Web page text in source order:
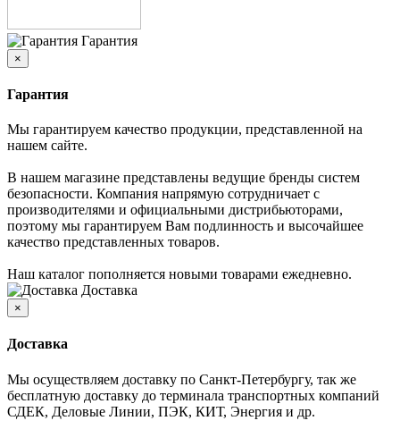
Гарантия
×
Гарантия
Мы гарантируем качество продукции, представленной на
нашем сайте.
В нашем магазине представлены ведущие бренды систем
безопасности. Компания напрямую сотрудничает с
производителями и официальными дистрибьюторами,
поэтому мы гарантируем Вам подлинность и высочайшее
качество представленных товаров.
Наш каталог пополняется новыми товарами ежедневно.
Доставка
×
Доставка
Мы осуществляем доставку по Санкт-Петербургу, так же
бесплатную доставку до терминала транспортных компаний
СДЕК, Деловые Линии, ПЭК, КИТ, Энергия и др.